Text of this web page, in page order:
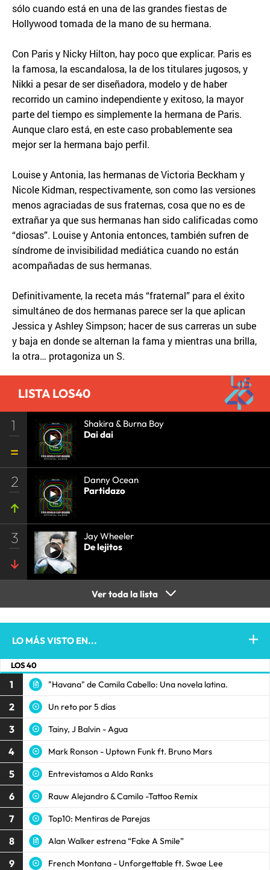
sólo cuando está en una de las grandes fiestas de
Hollywood tomada de la mano de su hermana.
Con Paris y Nicky Hilton, hay poco que explicar. Paris es
la famosa, la escandalosa, la de los titulares jugosos, y
Nikki a pesar de ser diseñadora, modelo y de haber
recorrido un camino independiente y exitoso, la mayor
parte del tiempo es simplemente la hermana de Paris.
Aunque claro está, en este caso probablemente sea
mejor ser la hermana bajo perfil.
Louise y Antonia, las hermanas de Victoria Beckham y
Nicole Kidman, respectivamente, son como las versiones
menos agraciadas de sus fraternas, cosa que no es de
extrañar ya que sus hermanas han sido calificadas como
“diosas”. Louise y Antonia entonces, también sufren de
síndrome de invisibilidad mediática cuando no están
acompañadas de sus hermanas.
Definitivamente, la receta más “fraternal” para el éxito
simultáneo de dos hermanas parece ser la que aplican
Jessica y Ashley Simpson; hacer de sus carreras un sube
y baja en donde se alternan la fama y mientras una brilla,
la otra… protagoniza un S.
LISTA LOS40
1
Shakira & Burna Boy
Dai dai
2
Danny Ocean
Partidazo
3
Jay Wheeler
De lejitos
Ver toda la lista
LO MÁS VISTO EN...
LOS 40
1 "Havana" de Camila Cabello: Una novela latina.
2 Un reto por 5 días
3 Tainy, J Balvin - Agua
4 Mark Ronson - Uptown Funk ft. Bruno Mars
5 Entrevistamos a Aldo Ranks
6 Rauw Alejandro & Camilo -Tattoo Remix
7 Top10: Mentiras de Parejas
8 Alan Walker estrena “Fake A Smile”
9 French Montana - Unforgettable ft. Swae Lee